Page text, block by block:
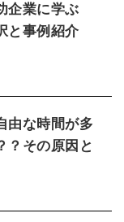
企業に学ぶ
と事例紹介
由な時間が多
？その原因と